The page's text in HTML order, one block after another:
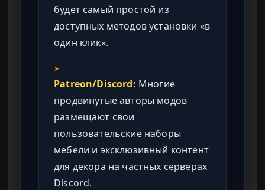
будет самый простой из
доступных методов установки «в
один клик».
➤
Patreon/Discord: Многие
продвинутые авторы модов
размещают свои
пользовательские наборы
мебели и эксклюзивный контент
для декора на частных серверах
Discord.